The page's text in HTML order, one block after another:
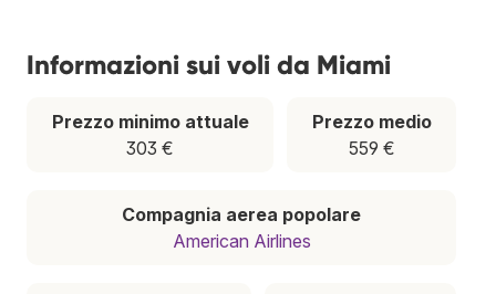
Informazioni sui voli da Miami
Prezzo minimo attuale
303 €
Prezzo medio
559 €
Compagnia aerea popolare
American Airlines